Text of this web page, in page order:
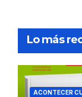
Lo más
ACONTECER